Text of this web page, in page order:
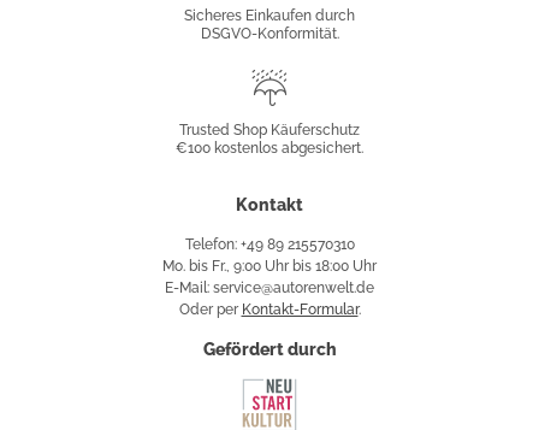
Sicheres Einkaufen durch
DSGVO-Konformität.
Käuferschutz
Trusted Shop Käuferschutz
€100 kostenlos abgesichert.
Kontakt
Telefon: +49 89 215570310
Mo. bis Fr., 9:00 Uhr bis 18:00 Uhr
E-Mail: service@autorenwelt.de
Oder per Kontakt-Formular.
Gefördert durch